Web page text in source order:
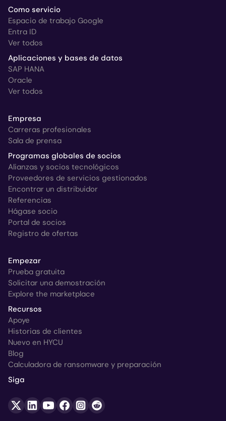
Como servicio
Espacio de trabajo Google
Entra ID
Ver todos
Aplicaciones y bases de datos
SAP HANA
Oracle
Ver todos
Empresa
Carreras profesionales
Sala de prensa
Programas globales de socios
Alianzas y socios tecnológicos
Proveedores de servicios gestionados
Encontrar un distribuidor
Referencias
Hágase socio
Portal de socios
Registro de ofertas
Empezar
Prueba gratuita
Solicitar una demostración
Explore the marketplace
Recursos
Apoye
Historias de clientes
Nuevo en HYCU
Blog
Calculadora de ransomware y preparación
Siga